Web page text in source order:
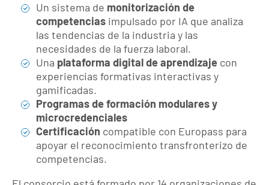
Un sistema de monitorización de
competencias impulsado por IA que analiza
las tendencias de la industria y las
necesidades de la fuerza laboral.
Una plataforma digital de aprendizaje con
experiencias formativas interactivas y
gamificadas.
Programas de formación modulares y
microcredenciales
Certificación compatible con Europass para
apoyar el reconocimiento transfronterizo de
competencias.